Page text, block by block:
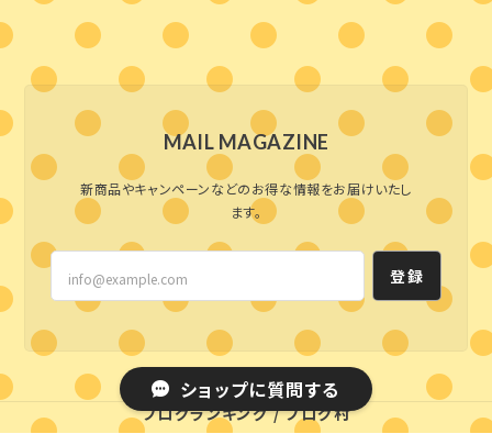
MAIL MAGAZINE
新商品やキャンペーンなどのお得な情報をお届けいたし
ます。
登録
ブログランキング/ブログ村
ショップに質問する